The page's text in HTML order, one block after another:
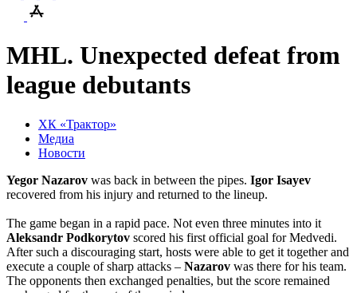
MHL. Unexpected defeat from
league debutants
ХК «Трактор»
Медиа
Новости
Yegor Nazarov was back in between the pipes. Igor Isayev
recovered from his injury and returned to the lineup.
The game began in a rapid pace. Not even three minutes into it
Aleksandr Podkorytov scored his first official goal for Medvedi.
After such a discouraging start, hosts were able to get it together and
execute a couple of sharp attacks – Nazarov was there for his team.
The opponents then exchanged penalties, but the score remained